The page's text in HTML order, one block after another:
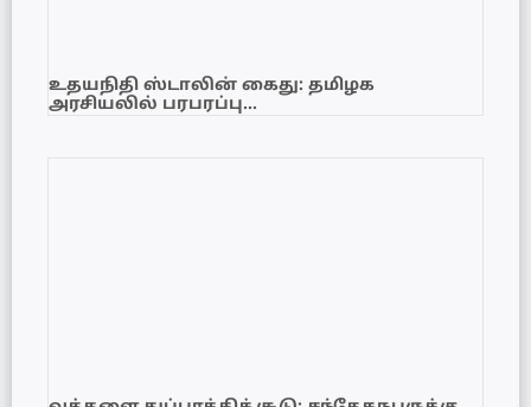
உதயநிதி ஸ்டாலின் கைது: தமிழக
அரசியலில் பரபரப்பு…